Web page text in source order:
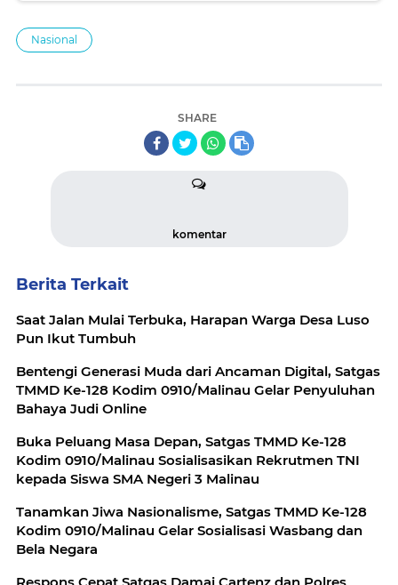
Nasional
SHARE
komentar
Berita Terkait
Saat Jalan Mulai Terbuka, Harapan Warga Desa Luso
Pun Ikut Tumbuh
Bentengi Generasi Muda dari Ancaman Digital, Satgas
TMMD Ke-128 Kodim 0910/Malinau Gelar Penyuluhan
Bahaya Judi Online
Buka Peluang Masa Depan, Satgas TMMD Ke-128
Kodim 0910/Malinau Sosialisasikan Rekrutmen TNI
kepada Siswa SMA Negeri 3 Malinau
Tanamkan Jiwa Nasionalisme, Satgas TMMD Ke-128
Kodim 0910/Malinau Gelar Sosialisasi Wasbang dan
Bela Negara